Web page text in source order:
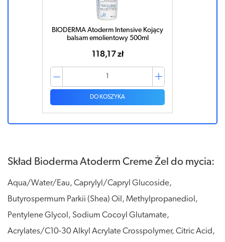
BIODERMA Atoderm Intensive Kojący
balsam emolientowy 500ml
118,17 zł
DO KOSZYKA
Skład Bioderma Atoderm Creme Żel do mycia:
Aqua/Water/Eau, Caprylyl/Capryl Glucoside,
Butyrospermum Parkii (Shea) Oil, Methylpropanediol,
Pentylene Glycol, Sodium Cocoyl Glutamate,
Acrylates/C10-30 Alkyl Acrylate Crosspolymer, Citric Acid,